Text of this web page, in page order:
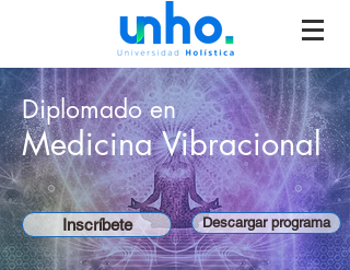
Diplomado en
Medicina Vibracional
Inscríbete Descargar programa